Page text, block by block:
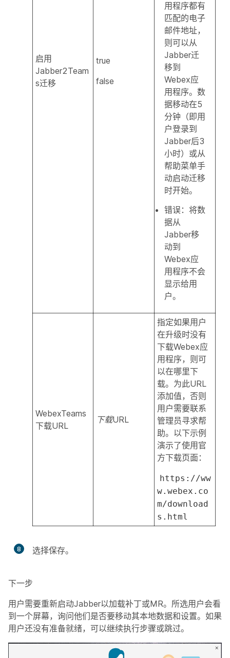
启用
Jabber2Team
s迁移
true
false
用程序都有
匹配的电子
邮件地址，
则可以从
Jabber迁
移到
Webex应
用程序。数
据移动在5
分钟（即用
户登录到
Jabber后3
小时）或从
帮助菜单手
动启动迁移
时开始。
错误：将数
据从
Jabber移
动到
Webex应
用程序不会
显示给用
户。
WebexTeams
下载URL
下载URL
指定如果用户
在升级时没有
下载Webex应
用程序，则可
以在哪里下
载。为此URL
添加值，否则
用户需要联系
管理员寻求帮
助。以下示例
演示了使用官
方下载页面：
https://ww
w.webex.co
m/download
s.html
8 选择保存。
下一步
用户需要重新启动Jabber以加载补丁或MR。所选用户会看
到一个屏幕，询问他们是否要移动其本地数据和设置。如果
用户还没有准备就绪，可以继续执行步骤或跳过。